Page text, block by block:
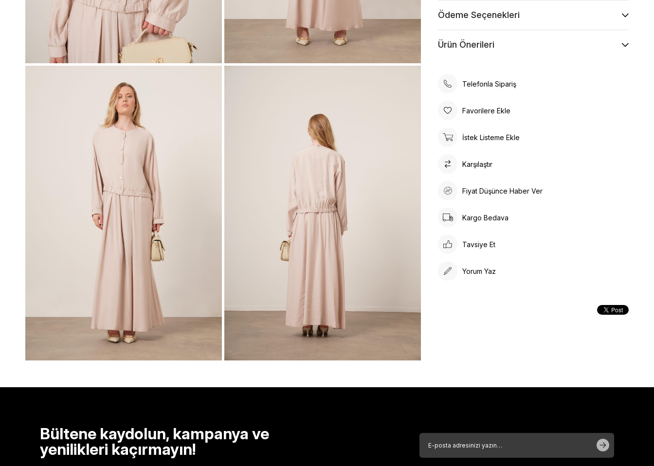
Ödeme Seçenekleri
Ürün Önerileri
Telefonla Sipariş
Favorilere Ekle
İstek Listeme Ekle
Karşılaştır
Fiyat Düşünce Haber Ver
Kargo Bedava
Tavsiye Et
Yorum Yaz
Bültene kaydolun, kampanya ve
yenilikleri kaçırmayın!